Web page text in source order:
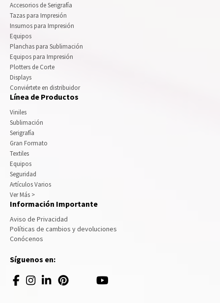
Accesorios de Serigrafía
Tazas para Impresión
Insumos para Impresión
Equipos
Planchas para Sublimación
Equipos para Impresión
Plotters de Corte
Displays
Conviértete en distribuidor
Línea de Productos
Viniles
Sublimación
Serigrafía
Gran Formato
Textiles
Equipos
Seguridad
Artículos Varios
Ver Más >
Información Importante
Aviso de Privacidad
Políticas de cambios y devoluciones
Conócenos
Síguenos en: